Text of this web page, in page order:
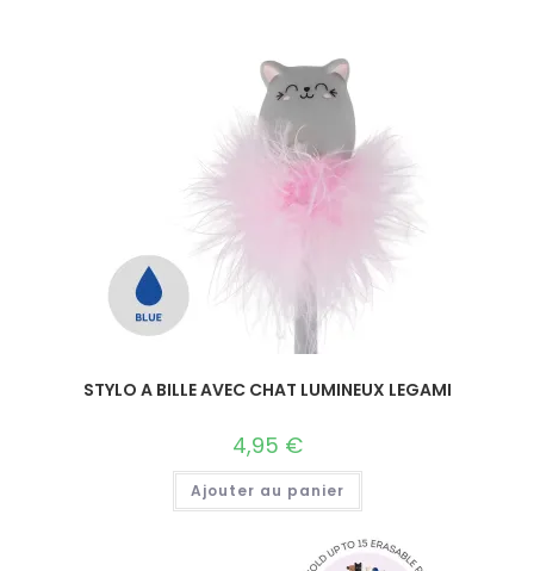
STYLO A BILLE AVEC CHAT LUMINEUX LEGAMI
4,95 €
Ajouter au panier